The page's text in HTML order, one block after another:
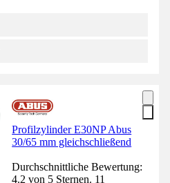
Profilzylinder E30NP Abus
30/65 mm gleichschließend
Durchschnittliche Bewertung:
4.2 von 5 Sternen. 11